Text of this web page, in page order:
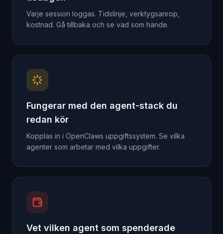
Varje session loggas. Tidslinje, verktygsanrop,
kostnad. Gå tillbaka och se vad som hände.
Fungerar med den agent-stack du
redan kör
Kopplas in i OpenClaws uppgiftssystem. Se vilka
agenter som arbetar med vilka uppgifter.
Vet vilken agent som spenderade